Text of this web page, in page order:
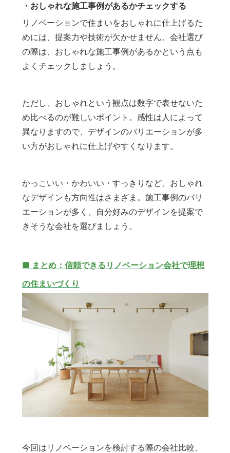
・おしゃれな施工事例があるかチェックする
リノベーションで住まいをおしゃれに仕上げるた
めには、提案力や技術が欠かせません。会社選び
の際は、おしゃれな施工事例があるかという点も
よくチェックしましょう。
ただし、おしゃれという観点は数字で表せないた
め比べるのが難しいポイント。感性は人によって
異なりますので、デザインのバリエーションが多
い方がおしゃれに仕上げやすくなります。
かっこいい・かわいい・すっきりなど、おしゃれ
なデザインも方向性はさまざま。施工事例のバリ
エーションが多く、自分好みのデザインを提案で
きそうな会社を選びましょう。
■ まとめ：信頼できるリノベーション会社で理想
の住まいづくり
今回はリノベーションを検討する際の会社比較、